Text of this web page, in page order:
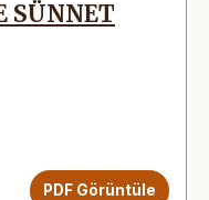
SÜNNET
PDF Görüntüle